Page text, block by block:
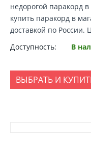
недорогой паракорд
купить паракорд в
доставкой по России.
Доступность:
В
ВЫБРАТЬ И